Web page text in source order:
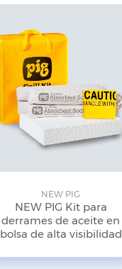
NEW PIG
NEW PIG Kit para
derrames de aceite en
bolsa de alta visibilidad